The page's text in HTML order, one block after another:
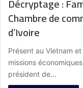
Décryptage :
Chambre de
d’Ivoire
Présent au Vietnam
missions
président de…